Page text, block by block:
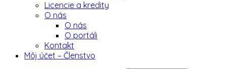
Licencie a kredity
O nás
O nás
O portáli
Kontakt
Môj účet – Členstvo